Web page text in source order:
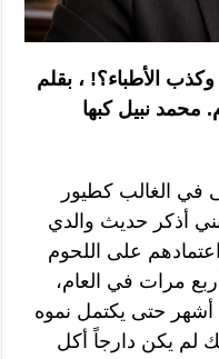
الأطباء؟! ، بقلم
محمد نبيل كبها
في الغالب كطيور
أذكر حديث والدي
على اللحوم
مرات في العام،
حتى يكتمل نموه
لم يكن دارجاً أكل